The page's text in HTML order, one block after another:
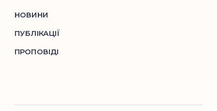
НОВИНИ
ПУБЛІКАЦІЇ
ПРОПОВІДІ